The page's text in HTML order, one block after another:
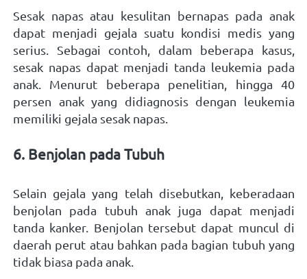
Sesak napas atau kesulitan bernapas pada anak
dapat menjadi gejala suatu kondisi medis yang
serius. Sebagai contoh, dalam beberapa kasus,
sesak napas dapat menjadi tanda leukemia pada
anak. Menurut beberapa penelitian, hingga 40
persen anak yang didiagnosis dengan leukemia
memiliki gejala sesak napas.
6. Benjolan pada Tubuh
Selain gejala yang telah disebutkan, keberadaan
benjolan pada tubuh anak juga dapat menjadi
tanda kanker. Benjolan tersebut dapat muncul di
daerah perut atau bahkan pada bagian tubuh yang
tidak biasa pada anak.